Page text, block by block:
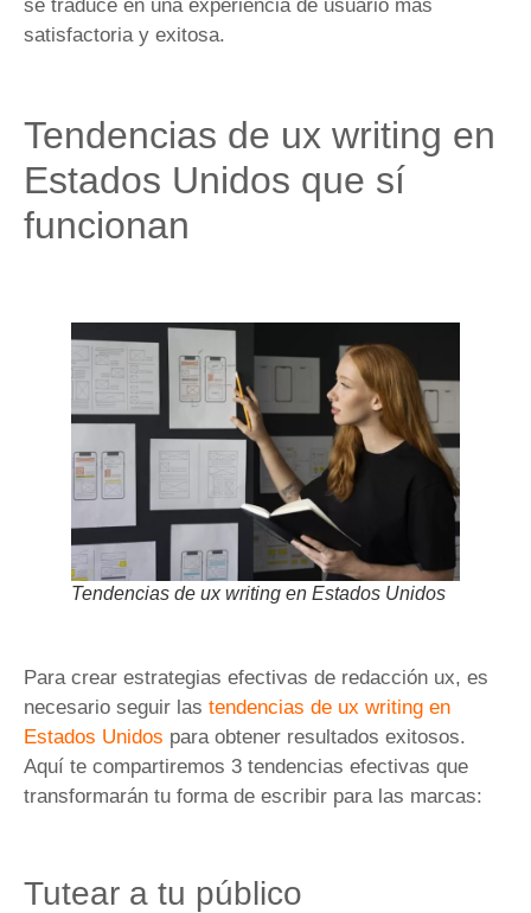
se traduce en una experiencia de usuario más
satisfactoria y exitosa.
Tendencias de ux writing en
Estados Unidos que sí
funcionan
Tendencias de ux writing en Estados Unidos
Para crear estrategias efectivas de redacción ux, es
necesario seguir las tendencias de ux writing en
Estados Unidos para obtener resultados exitosos.
Aquí te compartiremos 3 tendencias efectivas que
transformarán tu forma de escribir para las marcas:
Tutear a tu público